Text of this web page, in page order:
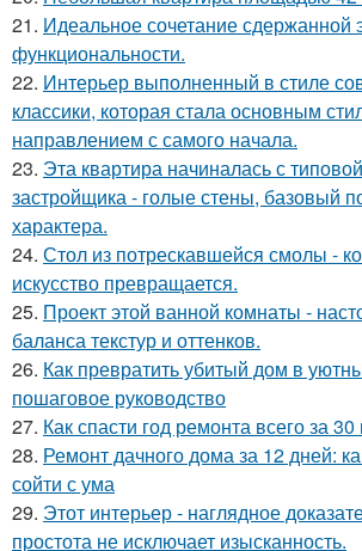
21. Идеальное сочетание сдержанной
функциональности.
22. Интерьер выполненный в стиле
классики, которая стала основным
направлением с самого начала.
23. Эта квартира начиналась с
застройщика - голые стены, базовый
характера.
24. Стол из потрескавшейся смолы -
искусство превращается.
25. Проект этой ванной комнаты -
баланса текстур и оттенков.
26. Как превратить убитый дом в
пошаговое руководство
27. Как спасти год ремонта всего за
28. Ремонт дачного дома за 12 дней:
сойти с ума
29. Этот интерьер - наглядное
простота не исключает изысканность.